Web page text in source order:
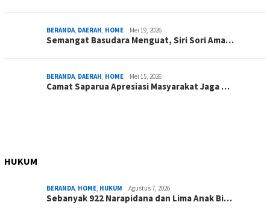
BERANDA, DAERAH, HOME Mei 19, 2026
Semangat Basudara Menguat, Siri Sori Ama…
BERANDA, DAERAH, HOME Mei 15, 2026
Camat Saparua Apresiasi Masyarakat Jaga …
HUKUM
BERANDA, HOME, HUKUM Agustus 7, 2026
Sebanyak 922 Narapidana dan Lima Anak Bi…